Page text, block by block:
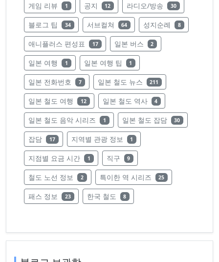
게임 리뷰 레이블의 글 수
1 공지 레이블의 글 수
12 라디오/방송 레이블의 글 수
30
블로그 팁 레이블의 글 수
34 서브컬쳐 레이블의 글 수
64 성지순례 레이블의 글 수
8
애니플러스 편성표 레이블의 글 수
17 일본 버스 레이블의 글 수
2
일본 여행 레이블의 글 수
1 일본 여행 팁 레이블의 글 수
1
일본 전화번호 레이블의 글 수
7 일본 철도 뉴스 레이블의 글 수
211
일본 철도 여행 레이블의 글 수
12 일본 철도 역사 레이블의 글 수
4
일본 철도 음악 시리즈 레이블의 글 수
1 일본 철도 잡담 레이블의 글 수
30
잡담 레이블의 글 수
17 지역별 관광 정보 레이블의 글 수
1
지점별 요금 시간 레이블의 글 수
1 직구 레이블의 글 수
9
철도 노선 정보 레이블의 글 수
2 특이한 역 시리즈 레이블의 글 수
25
패스 정보 레이블의 글 수
23 한국 철도 레이블의 글 수
8